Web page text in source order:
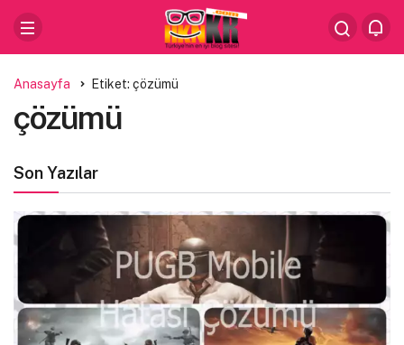
Anasayfa Etiket: çözümü
çözümü
Son Yazılar